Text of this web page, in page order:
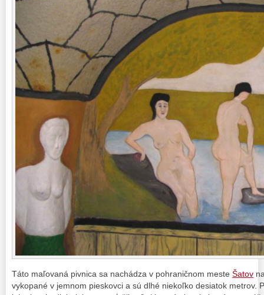
Táto maľovaná pivnica sa nachádza v pohraničnom meste Šatov
vykopané v jemnom pieskovci a sú dlhé niekoľko desiatok metrov.